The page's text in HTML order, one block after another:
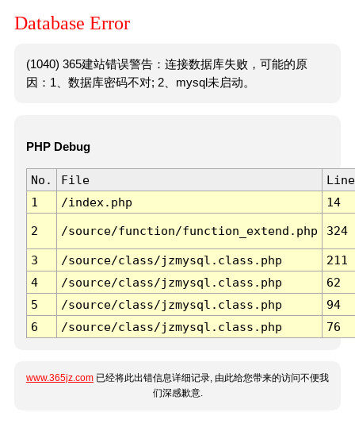
Database Error
(1040) 365建站错误警告：连接数据库失败，可能的原
因：1、数据库密码不对; 2、mysql未启动。
PHP Debug
No. File
Line
1
/index.php 14
2 /source/function/function_extend.php 324
3 /source/class/jzmysql.class.php
211
4
/source/class/jzmysql.class.php
62
5
/source/class/jzmysql.class.php
94
6
/source/class/jzmysql.class.php 76
www.365jz.com 已经将此出错信息详细记录, 由此给您带来的访问不便我
们深感歉意.